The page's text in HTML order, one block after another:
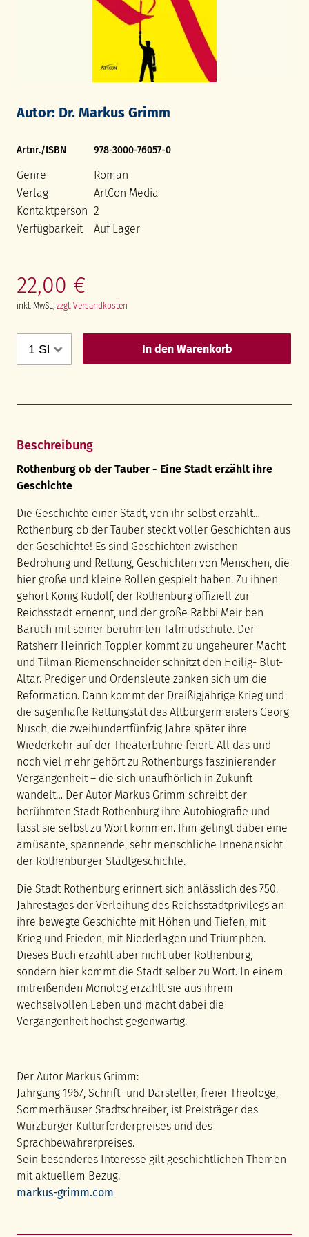
Autor: Dr. Markus Grimm
Artnr./ISBN 978-3000-76057-0
Genre
Roman
Verlag
ArtCon Media
Kontaktperson 2
Verfügbarkeit
Auf Lager
22,00 €
inkl. MwSt., zzgl. Versandkosten
In den Warenkorb
Beschreibung
Rothenburg ob der Tauber - Eine Stadt erzählt ihre
Geschichte
Die Geschichte einer Stadt, von ihr selbst erzählt…
Rothenburg ob der Tauber steckt voller Geschichten aus
der Geschichte! Es sind Geschichten zwischen
Bedrohung und Rettung, Geschichten von Menschen, die
hier große und kleine Rollen gespielt haben. Zu ihnen
gehört König Rudolf, der Rothenburg offiziell zur
Reichsstadt ernennt, und der große Rabbi Meir ben
Baruch mit seiner berühmten Talmudschule. Der
Ratsherr Heinrich Toppler kommt zu ungeheurer Macht
und Tilman Riemenschneider schnitzt den Heilig- Blut-
Altar. Prediger und Ordensleute zanken sich um die
Reformation. Dann kommt der Dreißigjährige Krieg und
die sagenhafte Rettungstat des Altbürgermeisters Georg
Nusch, die zweihundertfünfzig Jahre später ihre
Wiederkehr auf der Theaterbühne feiert. All das und
noch viel mehr gehört zu Rothenburgs faszinierender
Vergangenheit – die sich unaufhörlich in Zukunft
wandelt… Der Autor Markus Grimm schreibt der
berühmten Stadt Rothenburg ihre Autobiografie und
lässt sie selbst zu Wort kommen. Ihm gelingt dabei eine
amüsante, spannende, sehr menschliche Innenansicht
der Rothenburger Stadtgeschichte.
Die Stadt Rothenburg erinnert sich anlässlich des 750.
Jahrestages der Verleihung des Reichsstadtprivilegs an
ihre bewegte Geschichte mit Höhen und Tiefen, mit
Krieg und Frieden, mit Niederlagen und Triumphen.
Dieses Buch erzählt aber nicht über Rothenburg,
sondern hier kommt die Stadt selber zu Wort. In einem
mitreißenden Monolog erzählt sie aus ihrem
wechselvollen Leben und macht dabei die
Vergangenheit höchst gegenwärtig.
Der Autor Markus Grimm:
Jahrgang 1967, Schrift- und Darsteller, freier Theologe,
Sommerhäuser Stadtschreiber, ist Preisträger des
Würzburger Kulturförderpreises und des
Sprachbewahrerpreises.
Sein besonderes Interesse gilt geschichtlichen Themen
mit aktuellem Bezug.
markus-grimm.com